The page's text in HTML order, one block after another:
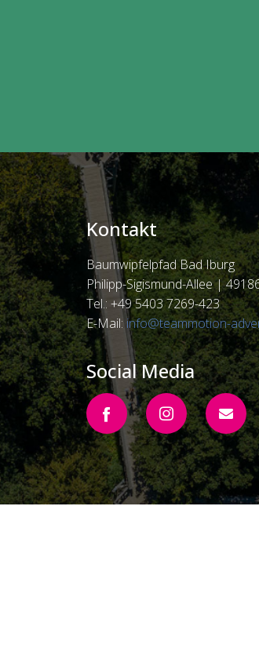
Kontakt
Baumwipfelpfad Bad Iburg
Philipp-Sigismund-Allee |
Tel.: +49 5403 7269-423
E-Mail: info@teammotion-
Social Media